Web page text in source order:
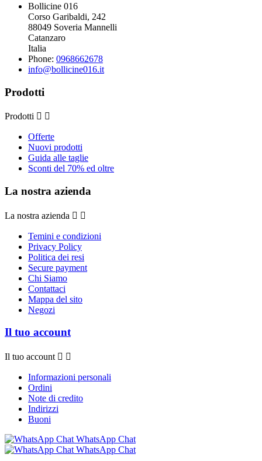
Bollicine 016
Corso Garibaldi, 242
88049 Soveria Mannelli
Catanzaro
Italia
Phone: 0968662678
info@bollicine016.it
Prodotti
Prodotti  
Offerte
Nuovi prodotti
Guida alle taglie
Sconti del 70% ed oltre
La nostra azienda
La nostra azienda  
Temini e condizioni
Privacy Policy
Politica dei resi
Secure payment
Chi Siamo
Contattaci
Mappa del sito
Negozi
Il tuo account
Il tuo account  
Informazioni personali
Ordini
Note di credito
Indirizzi
Buoni
WhatsApp Chat
WhatsApp Chat